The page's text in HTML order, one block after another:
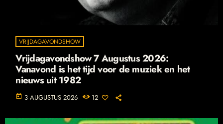
VRIJDAGAVONDSHOW
Vrijdagavondshow 7 Augustus 2026:
Vanavond is het tijd voor de muziek en het
nieuws uit 1982
today 3 AUGUSTUS 2026 12